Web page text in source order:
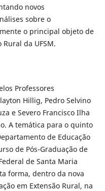
novos
sobre o
o principal objeto de
da UFSM.
Professores
Hillig, Pedro Selvino
e Severo Francisco Ilha
A temática para o quinto
de Educação
de Pós-Graduação de
de Santa Maria
forma, dentro da nova
em Extensão Rural, na